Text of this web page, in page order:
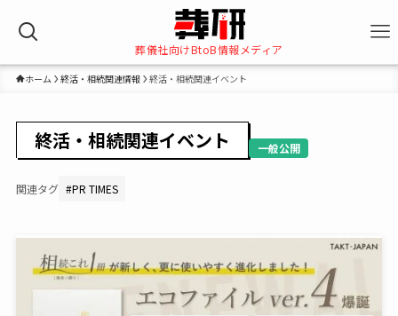
葬儀社向けBtoB情報メディア
ホーム 終活・相続関連情報 終活・相続関連イベント
終活・相続関連イベント 一般公開
関連タグ #PR TIMES